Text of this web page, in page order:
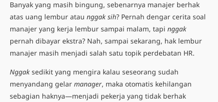
Banyak yang masih bingung, sebenarnya manajer berhak
atas uang lembur atau nggak sih? Pernah dengar cerita soal
manajer yang kerja lembur sampai malam, tapi nggak
pernah dibayar ekstra? Nah, sampai sekarang, hak lembur
manajer masih menjadi salah satu topik perdebatan HR.
Nggak sedikit yang mengira kalau seseorang sudah
menyandang gelar manager, maka otomatis kehilangan
sebagian haknya—menjadi pekerja yang tidak berhak